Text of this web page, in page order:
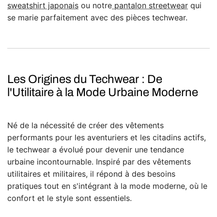
sweatshirt japonais ou notre pantalon streetwear qui
se marie parfaitement avec des pièces techwear.
Les Origines du Techwear : De
l'Utilitaire à la Mode Urbaine Moderne
Né de la nécessité de créer des vêtements
performants pour les aventuriers et les citadins actifs,
le techwear a évolué pour devenir une tendance
urbaine incontournable. Inspiré par des vêtements
utilitaires et militaires, il répond à des besoins
pratiques tout en s'intégrant à la mode moderne, où le
confort et le style sont essentiels.